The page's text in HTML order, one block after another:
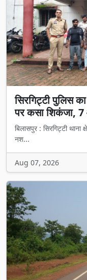
सिरगिट्टी पुलिस
पर कसा शिकंजा, 7
बिलासपुर : सिरगिट्टी
नश...
Aug 07, 2026